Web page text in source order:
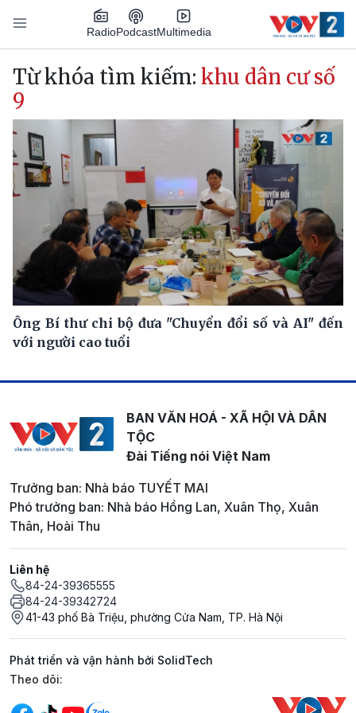
Nhảy đến nội dung
RadioPodcastMultimedia
Main navigation
Từ khóa tìm kiếm: khu dân cư số
9
Ông Bí thư chi bộ đưa "Chuyển đổi số và AI" đến
với người cao tuổi
BAN VĂN HOÁ - XÃ HỘI VÀ DÂN
TỘC
Đài Tiếng nói Việt Nam
Trưởng ban: Nhà báo TUYẾT MAI
Phó trưởng ban: Nhà báo Hồng Lan, Xuân Thọ, Xuân
Thân, Hoài Thu
Liên hệ
84-24-39365555
84-24-39342724
41-43 phố Bà Triệu, phường Cửa Nam, TP. Hà Nội
Phát triển và vận hành bởi SolidTech
Mạng xã hội
Theo dõi: